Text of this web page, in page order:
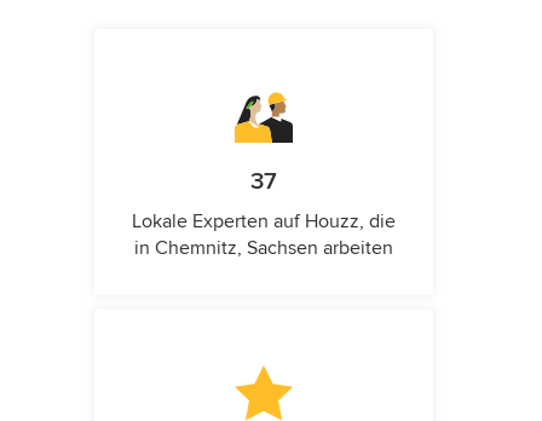
37
Lokale Experten auf Houzz, die
in Chemnitz, Sachsen arbeiten